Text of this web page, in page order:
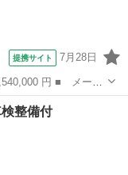
提携サイト 7月28日
レード名： Ｌ ・
・Ｂｌｕｅｔｏｏ
N BOX G 4WD 車検整備付